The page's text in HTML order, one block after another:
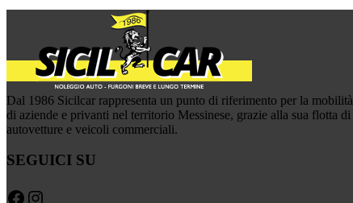
Dal 1986 Sicilcar rappresenta un punto di riferimento per la mobilità
di aziende e privanti nel territorio Messinese, grazie alla sua flotta di
autovetture e veicoli commerciali.
SEGUICI SU
Facebook Instagram